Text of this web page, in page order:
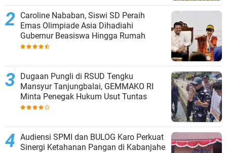
Caroline Nababan, Siswi SD Peraih
Emas Olimpiade Asia Dihadiahi
Gubernur Beasiswa Hingga Rumah
Dugaan Pungli di RSUD Tengku
Mansyur Tanjungbalai, GEMMAKO RI
Minta Penegak Hukum Usut Tuntas
Audiensi SPMI dan BULOG Karo Perkuat
Sinergi Ketahanan Pangan di Kabanjahe